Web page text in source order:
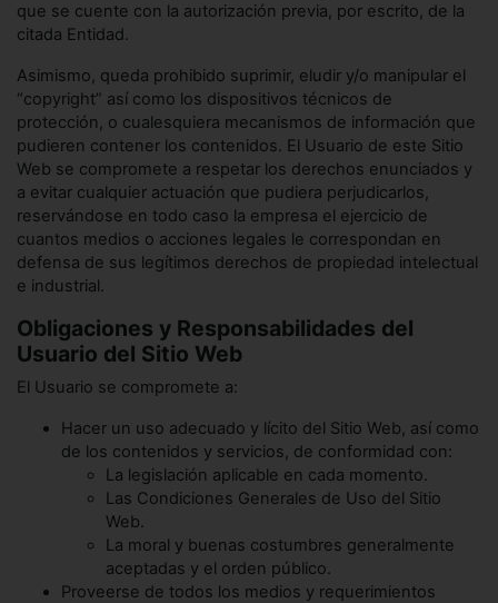
que se cuente con la autorización previa, por escrito, de la
citada Entidad.
Asimismo, queda prohibido suprimir, eludir y/o manipular el
“copyright” así como los dispositivos técnicos de
protección, o cualesquiera mecanismos de información que
pudieren contener los contenidos. El Usuario de este Sitio
Web se compromete a respetar los derechos enunciados y
a evitar cualquier actuación que pudiera perjudicarlos,
reservándose en todo caso la empresa el ejercicio de
cuantos medios o acciones legales le correspondan en
defensa de sus legítimos derechos de propiedad intelectual
e industrial.
Obligaciones y Responsabilidades del
Usuario del Sitio Web
El Usuario se compromete a:
Hacer un uso adecuado y lícito del Sitio Web, así como
de los contenidos y servicios, de conformidad con:
La legislación aplicable en cada momento.
Las Condiciones Generales de Uso del Sitio
Web.
La moral y buenas costumbres generalmente
aceptadas y el orden público.
Proveerse de todos los medios y requerimientos